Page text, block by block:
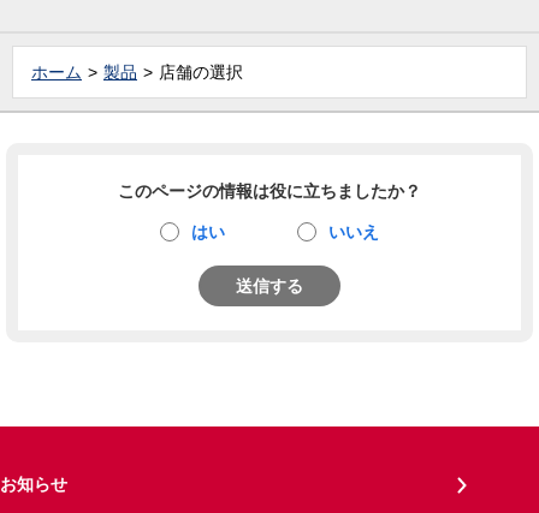
ホーム 製品 店舗の選択
このページの情報は役に立ちましたか？
はい いいえ
送信する
お知らせ